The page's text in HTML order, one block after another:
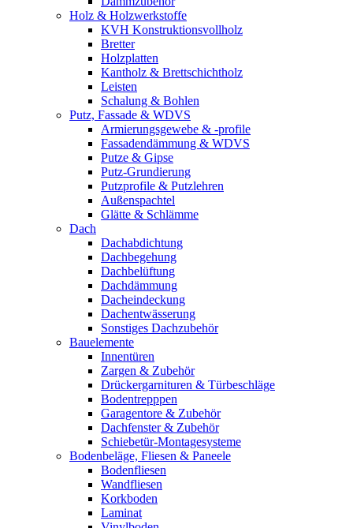
Holz & Holzwerkstoffe
KVH Konstruktionsvollholz
Bretter
Holzplatten
Kantholz & Brettschichtholz
Leisten
Schalung & Bohlen
Putz, Fassade & WDVS
Armierungsgewebe & -profile
Fassadendämmung & WDVS
Putze & Gipse
Putz-Grundierung
Putzprofile & Putzlehren
Außenspachtel
Glätte & Schlämme
Dach
Dachabdichtung
Dachbegehung
Dachbelüftung
Dachdämmung
Dacheindeckung
Dachentwässerung
Sonstiges Dachzubehör
Bauelemente
Innentüren
Zargen & Zubehör
Drückergarnituren & Türbeschläge
Bodentrepppen
Garagentore & Zubehör
Dachfenster & Zubehör
Schiebetür-Montagesysteme
Bodenbeläge, Fliesen & Paneele
Bodenfliesen
Wandfliesen
Korkboden
Laminat